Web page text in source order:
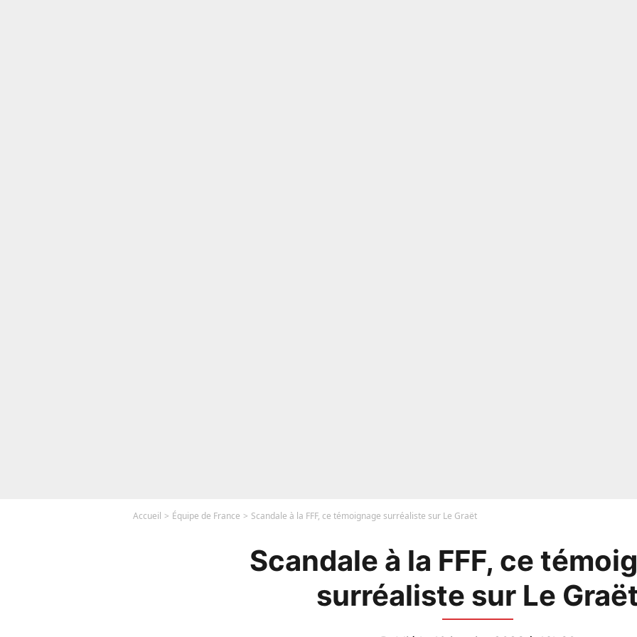
Accueil Équipe de France Scandale à la FFF, ce témoignage surréaliste sur Le Graët
Scandale à la FFF, ce
surréaliste sur Le